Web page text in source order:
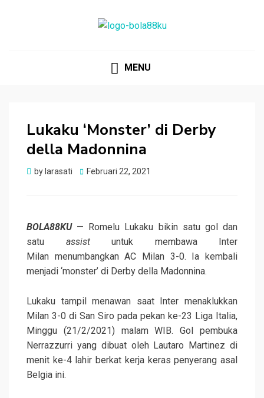
MENU
Lukaku ‘Monster’ di Derby
della Madonnina
bylarasati
Posted
Februari 22, 2021
BOLA88KU— Romelu Lukaku bikin satu gol dan
satu assistuntuk membawa Inter
Milan menumbangkan AC Milan 3-0. Ia kembali
menjadi ‘monster’ di Derby della Madonnina.
Lukaku tampil menawan saat Inter menaklukkan
Milan 3-0 di San Siro pada pekan ke-23 Liga Italia,
Minggu (21/2/2021) malam WIB. Gol pembuka
Nerrazzurri yang dibuat oleh Lautaro Martinez di
menit ke-4 lahir berkat kerja keras penyerang asal
Belgia ini.